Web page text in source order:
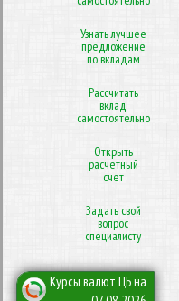
Узнать лучшее
предложение
по вкладам
Рассчитать
вклад
самостоятельно
Открыть
расчетный
счет
Задать свой
вопрос
специалисту
Курсы валют ЦБ на